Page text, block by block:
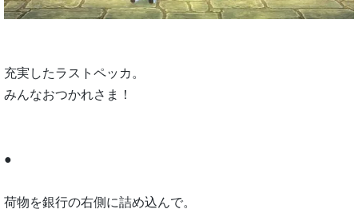
充実したラストペッカ。
みんなおつかれさま！
●
荷物を銀行の右側に詰め込んで。